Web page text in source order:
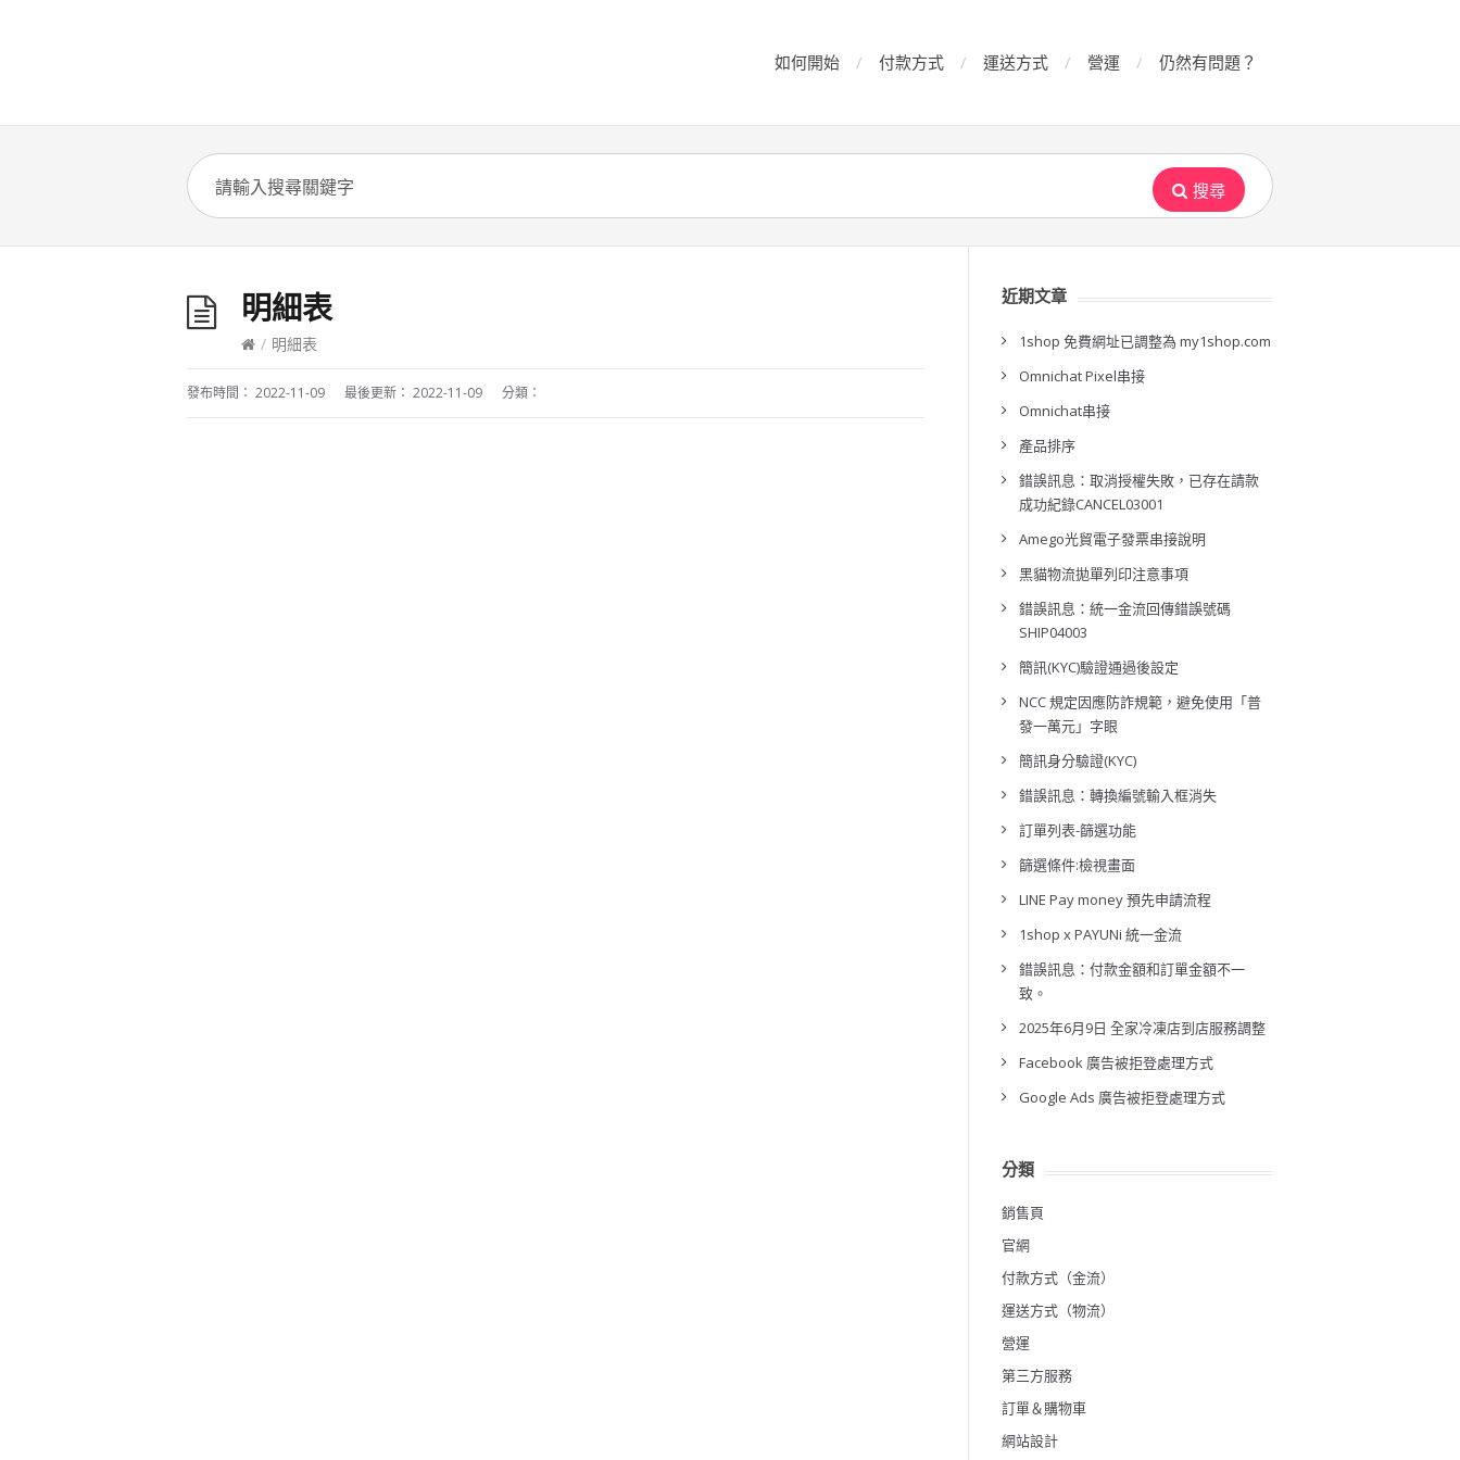
如何開始 付款方式 運送方式 營運 仍然有問題？
搜尋
明細表
/ 明細表
發布時間： 2022-11-09 最後更新： 2022-11-09 分類：
近期文章
1shop 免費網址已調整為 my1shop.com
Omnichat Pixel串接
Omnichat串接
產品排序
錯誤訊息：取消授權失敗，已存在請款
成功紀錄CANCEL03001
Amego光貿電子發票串接說明
黑貓物流拋單列印注意事項
錯誤訊息：統一金流回傳錯誤號碼
SHIP04003
簡訊(KYC)驗證通過後設定
NCC 規定因應防詐規範，避免使用「普
發一萬元」字眼
簡訊身分驗證(KYC)
錯誤訊息：轉換編號輸入框消失
訂單列表-篩選功能
篩選條件:檢視畫面
LINE Pay money 預先申請流程
1shop x PAYUNi 統一金流
錯誤訊息：付款金額和訂單金額不一
致。
2025年6月9日 全家冷凍店到店服務調整
Facebook 廣告被拒登處理方式
Google Ads 廣告被拒登處理方式
分類
銷售頁
官網
付款方式（金流）
運送方式（物流）
營運
第三方服務
訂單＆購物車
網站設計